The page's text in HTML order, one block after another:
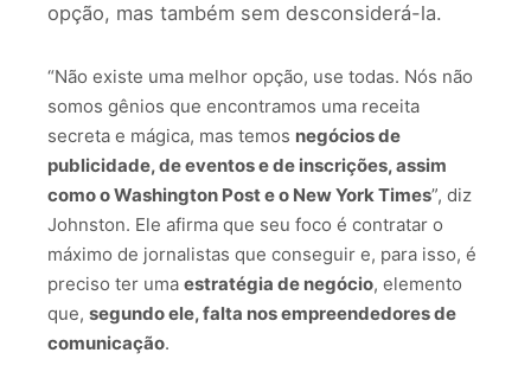
opção, mas também sem desconsiderá-la.
“Não existe uma melhor opção, use todas. Nós não
somos gênios que encontramos uma receita
secreta e mágica, mas temos negócios de
publicidade, de eventos e de inscrições, assim
como o Washington Post e o New York Times”, diz
Johnston. Ele afirma que seu foco é contratar o
máximo de jornalistas que conseguir e, para isso, é
preciso ter uma estratégia de negócio, elemento
que, segundo ele, falta nos empreendedores de
comunicação.